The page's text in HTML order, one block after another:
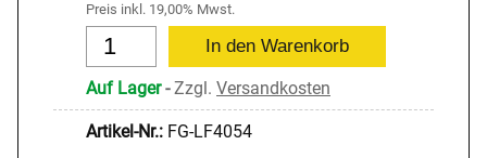
Preis inkl. 19,00% Mwst.
Auf Lager-Zzgl. Versandkosten
Artikel-Nr.: FG-LF4054